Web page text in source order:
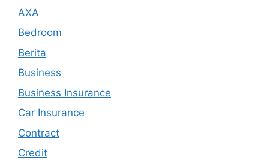
AXA
Bedroom
Berita
Business
Business Insurance
Car Insurance
Contract
Credit